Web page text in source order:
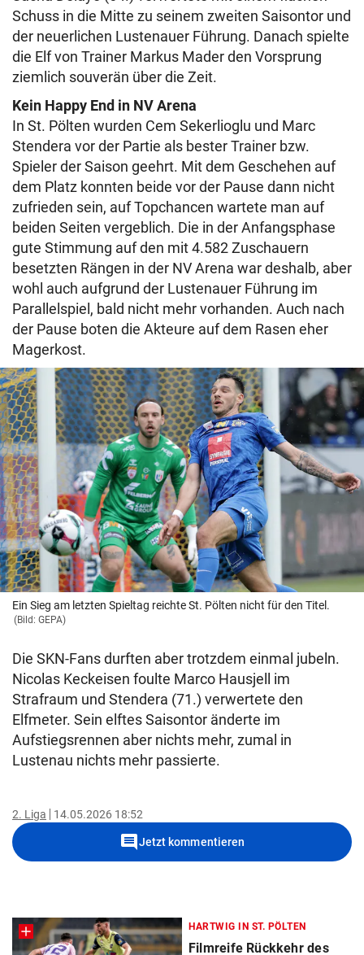
Schuss in die Mitte zu seinem zweiten Saisontor und
der neuerlichen Lustenauer Führung. Danach spielte
die Elf von Trainer Markus Mader den Vorsprung
ziemlich souverän über die Zeit.
Kein Happy End in NV Arena
In St. Pölten wurden Cem Sekerlioglu und Marc
Stendera vor der Partie als bester Trainer bzw.
Spieler der Saison geehrt. Mit dem Geschehen auf
dem Platz konnten beide vor der Pause dann nicht
zufrieden sein, auf Topchancen wartete man auf
beiden Seiten vergeblich. Die in der Anfangsphase
gute Stimmung auf den mit 4.582 Zuschauern
besetzten Rängen in der NV Arena war deshalb, aber
wohl auch aufgrund der Lustenauer Führung im
Parallelspiel, bald nicht mehr vorhanden. Auch nach
der Pause boten die Akteure auf dem Rasen eher
Magerkost.
Ein Sieg am letzten Spieltag reichte St. Pölten nicht für den Titel.
(Bild: GEPA)
Die SKN-Fans durften aber trotzdem einmal jubeln.
Nicolas Keckeisen foulte Marco Hausjell im
Strafraum und Stendera (71.) verwertete den
Elfmeter. Sein elftes Saisontor änderte im
Aufstiegsrennen aber nichts mehr, zumal in
Lustenau nichts mehr passierte.
2. Liga 14.05.2026 18:52
commentJetzt kommentieren
HARTWIG IN ST. PÖLTEN
Filmreife Rückkehr des